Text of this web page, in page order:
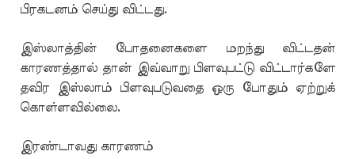
பிரகடனம் செய்து விட்டது.
இஸ்லாத்தின் போதனைகளை மறந்து விட்டதன்
காரணத்தால் தான் இவ்வாறு பிளவுபட்டு விட்டார்களே
தவிர இஸ்லாம் பிளவுபடுவதை ஒரு போதும் ஏற்றுக்
கொள்ளவில்லை.
இரண்டாவது காரணம்